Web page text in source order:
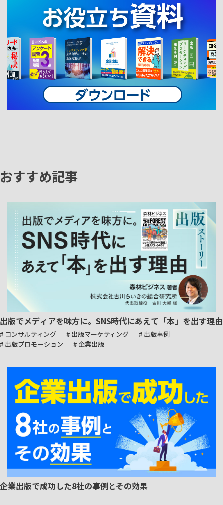
おすすめ記事
出版でメディアを味方に。SNS時代にあえて「本」を出す理由
# コンサルティング # 出版マーケティング
# 出版事例
# 出版プロモーション
# 企業出版
企業出版で成功した8社の事例とその効果